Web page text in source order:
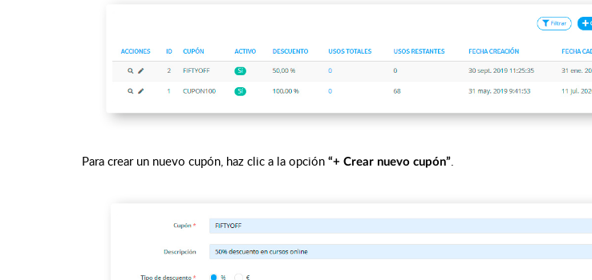
Para crear un nuevo cupón, haz clic a la opción “+ Crear nuevo cupón”